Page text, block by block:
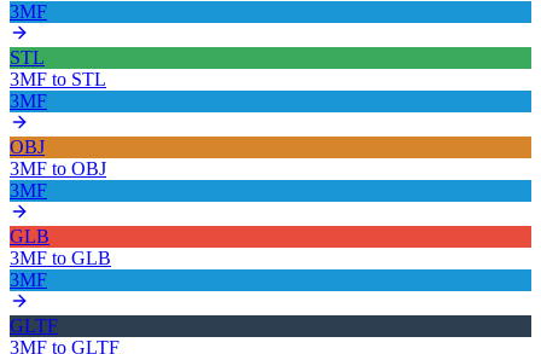
3MF
STL
3MF to STL
3MF
OBJ
3MF to OBJ
3MF
GLB
3MF to GLB
3MF
GLTF
3MF to GLTF